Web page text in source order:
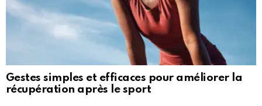
Gestes simples et efficaces pour améliorer la
récupération après le sport